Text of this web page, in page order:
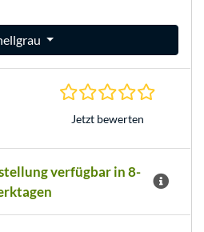
Jetzt bewerten
verfügbar in 8-